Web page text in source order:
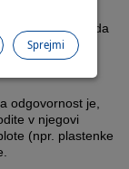
in
morate, da
potencialno
je bil na
odgovornost je,
v njegovi
(npr. plastenke
Sprejmi